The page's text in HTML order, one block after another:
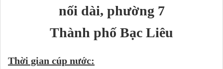
nối dài, phường 7
Thành phố Bạc Liêu
Thời gian cúp nước: